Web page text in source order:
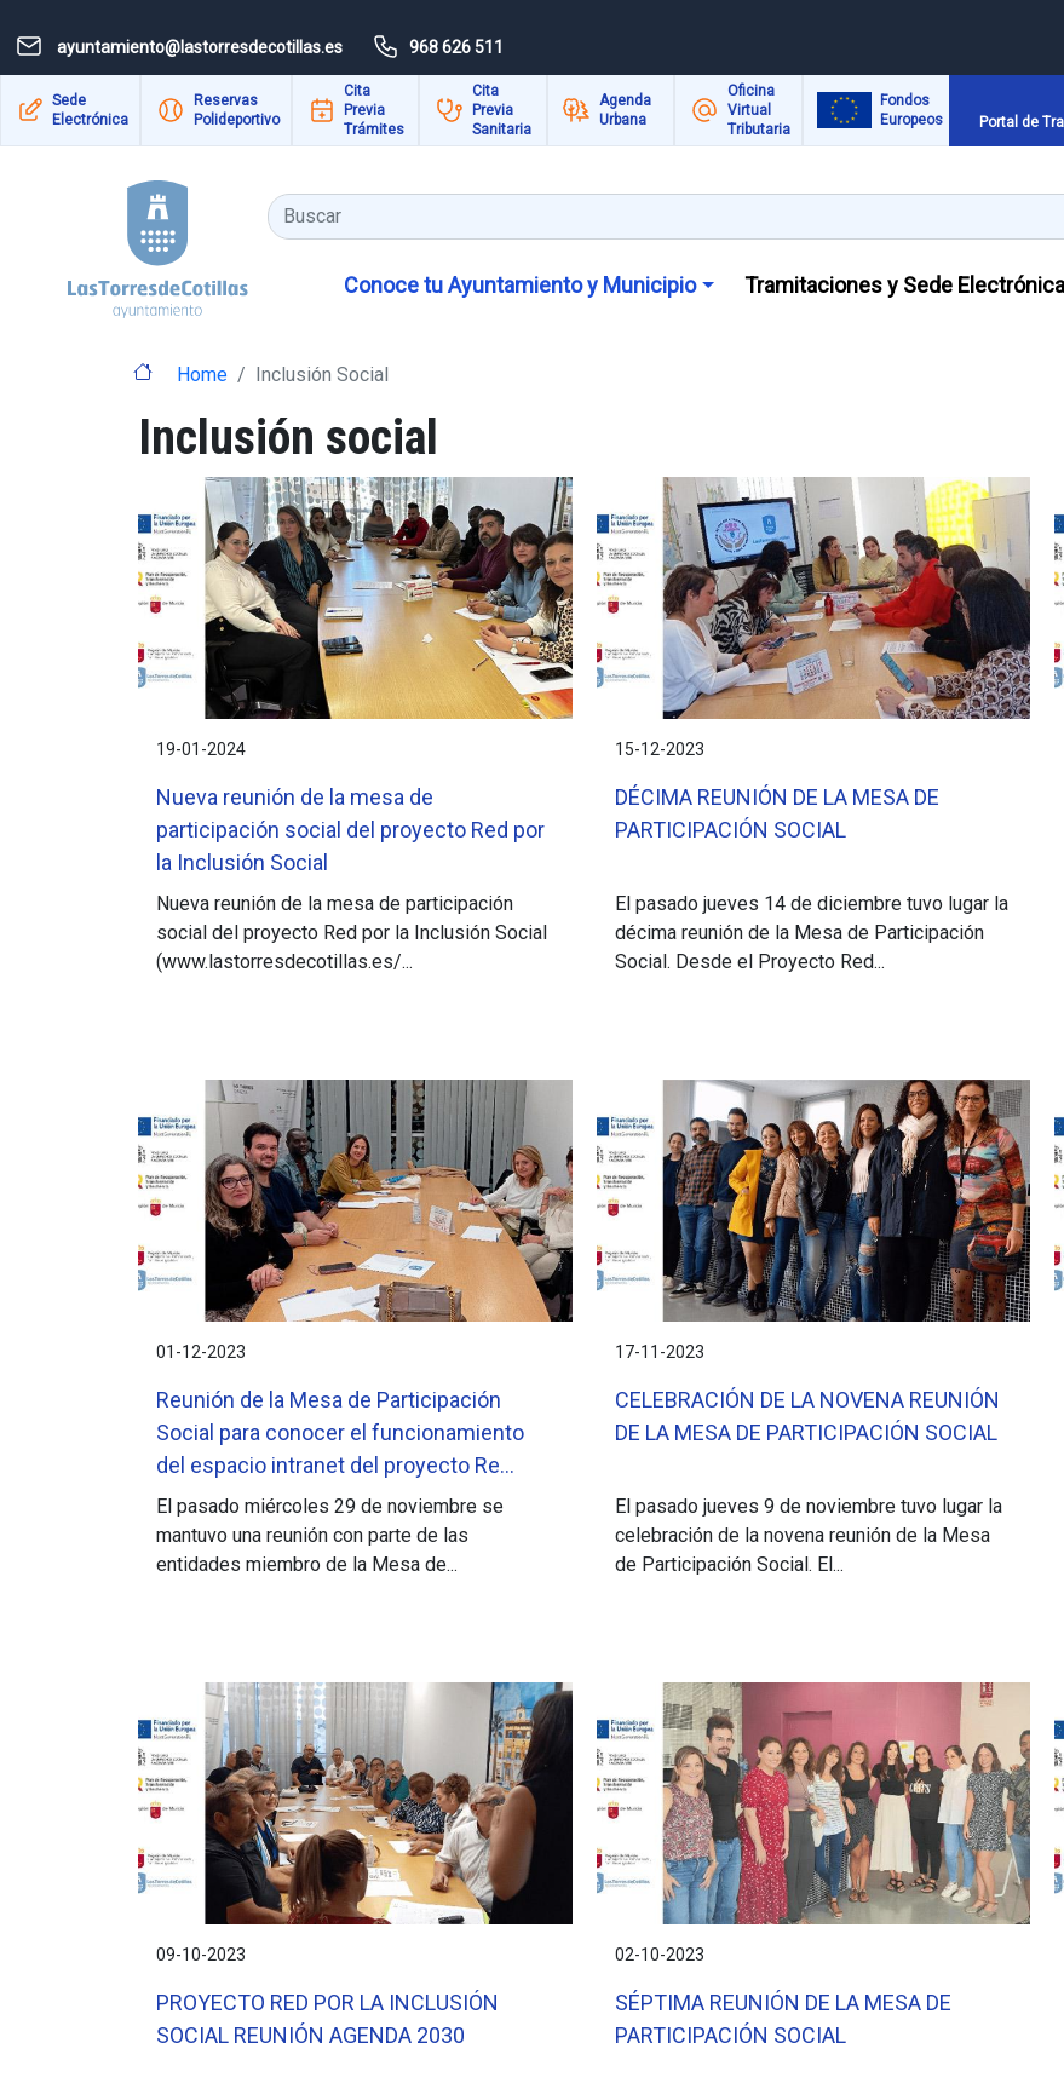
ayuntamiento@lastorresdecotillas.es 968 626 511
Sede
Electrónica
Reservas
Polideportivo
Cita
Previa
Trámites
Cita
Previa
Sanitaria
Agenda
Urbana
Oficina
Virtual
Tributaria
Fondos
Europeos
Portal de
Buscar
Conoce tu Ayuntamiento y Municipio Tramitaciones y Sede Electrónica
Home Inclusión Social
Inclusión social
19-01-2024
Nueva reunión de la mesa de
participación social del proyecto Red por
la Inclusión Social
Nueva reunión de la mesa de participación
social del proyecto Red por la Inclusión Social
(www.lastorresdecotillas.es/...
15-12-2023
DÉCIMA REUNIÓN DE LA MESA DE
PARTICIPACIÓN SOCIAL
El pasado jueves 14 de diciembre tuvo lugar la
décima reunión de la Mesa de Participación
Social. Desde el Proyecto Red...
01-12-2023
Reunión de la Mesa de Participación
Social para conocer el funcionamiento
del espacio intranet del proyecto Re...
El pasado miércoles 29 de noviembre se
mantuvo una reunión con parte de las
entidades miembro de la Mesa de...
17-11-2023
CELEBRACIÓN DE LA NOVENA REUNIÓN
DE LA MESA DE PARTICIPACIÓN SOCIAL
El pasado jueves 9 de noviembre tuvo lugar la
celebración de la novena reunión de la Mesa
de Participación Social. El...
09-10-2023
PROYECTO RED POR LA INCLUSIÓN
SOCIAL REUNIÓN AGENDA 2030
02-10-2023
SÉPTIMA REUNIÓN DE LA MESA DE
PARTICIPACIÓN SOCIAL